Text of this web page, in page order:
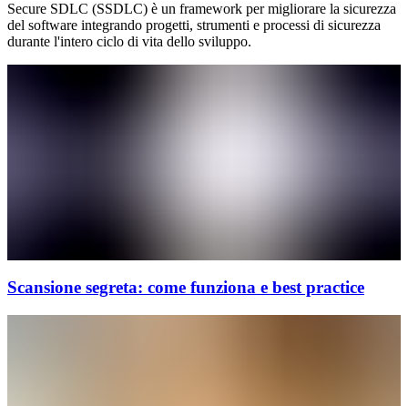
Secure SDLC (SSDLC) è un framework per migliorare la sicurezza
del software integrando progetti, strumenti e processi di sicurezza
durante l'intero ciclo di vita dello sviluppo.
Scansione segreta: come funziona e best practice